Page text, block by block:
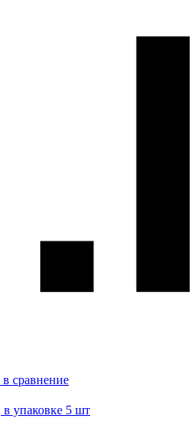
сравнение
в упаковке 5 шт